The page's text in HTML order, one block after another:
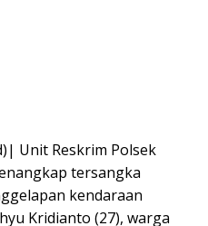
Unit Reskrim Polsek
tersangka
kendaraan
Kridianto (27), warga